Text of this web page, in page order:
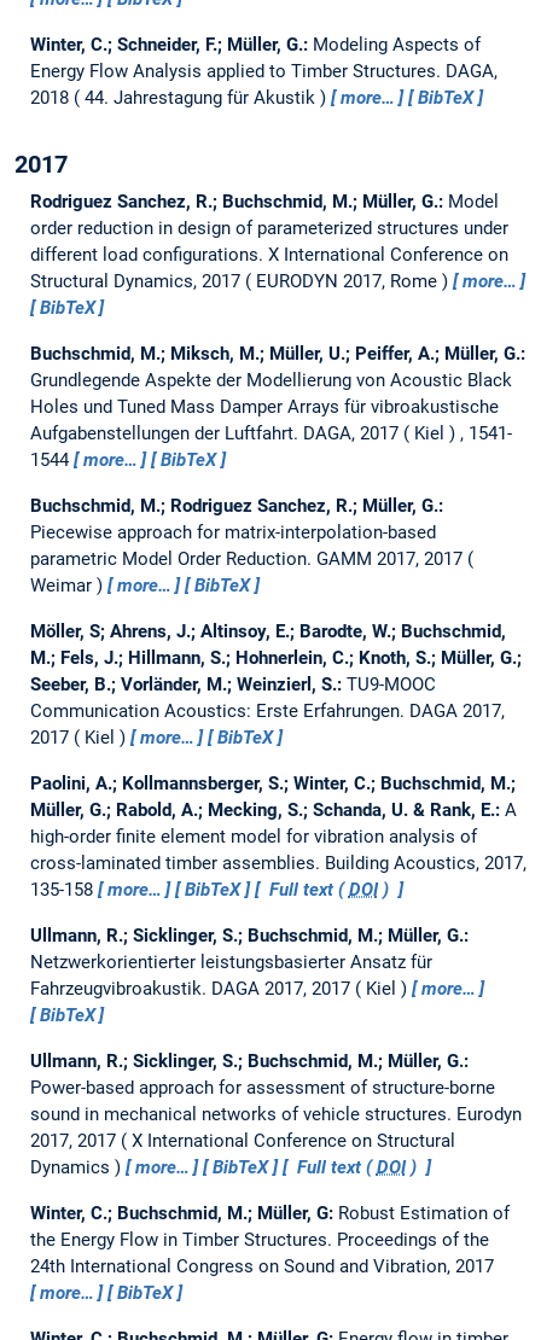
Winter, C.; Schneider, F.; Müller, G.: Modeling Aspects of
Energy Flow Analysis applied to Timber Structures. DAGA,
2018
44. Jahrestagung für Akustik more… BibTeX
2017
Rodriguez Sanchez, R.; Buchschmid, M.; Müller, G.: Model
order reduction in design of parameterized structures under
different load configurations. X International Conference on
Structural Dynamics, 2017
EURODYN 2017, Rome
more…
BibTeX
Buchschmid, M.; Miksch, M.; Müller, U.; Peiffer, A.; Müller, G.:
Grundlegende Aspekte der Modellierung von Acoustic Black
Holes und Tuned Mass Damper Arrays für vibroakustische
Aufgabenstellungen der Luftfahrt. DAGA, 2017 Kiel
, 1541-
1544
more… BibTeX
Buchschmid, M.; Rodriguez Sanchez, R.; Müller, G.:
Piecewise approach for matrix-interpolation-based
parametric Model Order Reduction. GAMM 2017, 2017
Weimar
more… BibTeX
Möller, S; Ahrens, J.; Altinsoy, E.; Barodte, W.; Buchschmid,
M.; Fels, J.; Hillmann, S.; Hohnerlein, C.; Knoth, S.; Müller, G.;
Seeber, B.; Vorländer, M.; Weinzierl, S.: TU9-MOOC
Communication Acoustics: Erste Erfahrungen. DAGA 2017,
2017
Kiel more… BibTeX
Paolini, A.; Kollmannsberger, S.; Winter, C.; Buchschmid, M.;
Müller, G.; Rabold, A.; Mecking, S.; Schanda, U. & Rank, E.: A
high-order finite element model for vibration analysis of
cross-laminated timber assemblies. Building Acoustics, 2017,
135-158
more… BibTeX Full text (DOI)
Ullmann, R.; Sicklinger, S.; Buchschmid, M.; Müller, G.:
Netzwerkorientierter leistungsbasierter Ansatz für
Fahrzeugvibroakustik. DAGA 2017, 2017 Kiel
more…
BibTeX
Ullmann, R.; Sicklinger, S.; Buchschmid, M.; Müller, G.:
Power-based approach for assessment of structure-borne
sound in mechanical networks of vehicle structures. Eurodyn
2017, 2017
X International Conference on Structural
Dynamics
more… BibTeX Full text (DOI)
Winter, C.; Buchschmid, M.; Müller, G: Robust Estimation of
the Energy Flow in Timber Structures. Proceedings of the
24th International Congress on Sound and Vibration, 2017
more…
BibTeX